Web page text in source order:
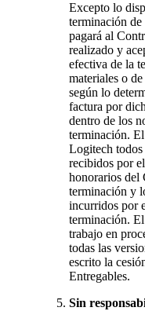
Excepto lo
terminación
pagará al
realizado y
efectiva de la
materiales o
según lo
factura por
dentro de los
terminación.
Logitech todos
recibidos por
honorarios del
terminación y
incurridos por
terminación.
trabajo en
todas las
escrito la
Entregables.
Sin